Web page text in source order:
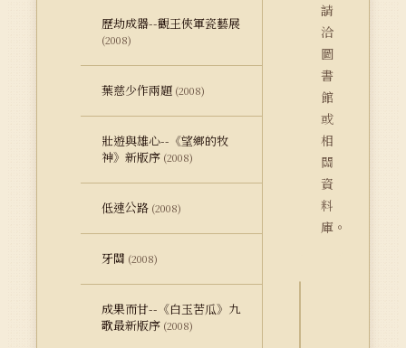
歷劫成器--觀王俠軍瓷藝展
(2008)
葉慈少作兩題 (2008)
壯遊與雄心--《望鄉的牧
神》新版序 (2008)
低速公路 (2008)
牙關 (2008)
成果而甘--《白玉苦瓜》九
歌最新版序 (2008)
請
洽
圖
書
館
或
相
關
資
料
庫。